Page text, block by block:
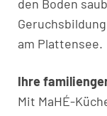
den Boden
am Plattensee.
Ihre
Mit MaHÉ-